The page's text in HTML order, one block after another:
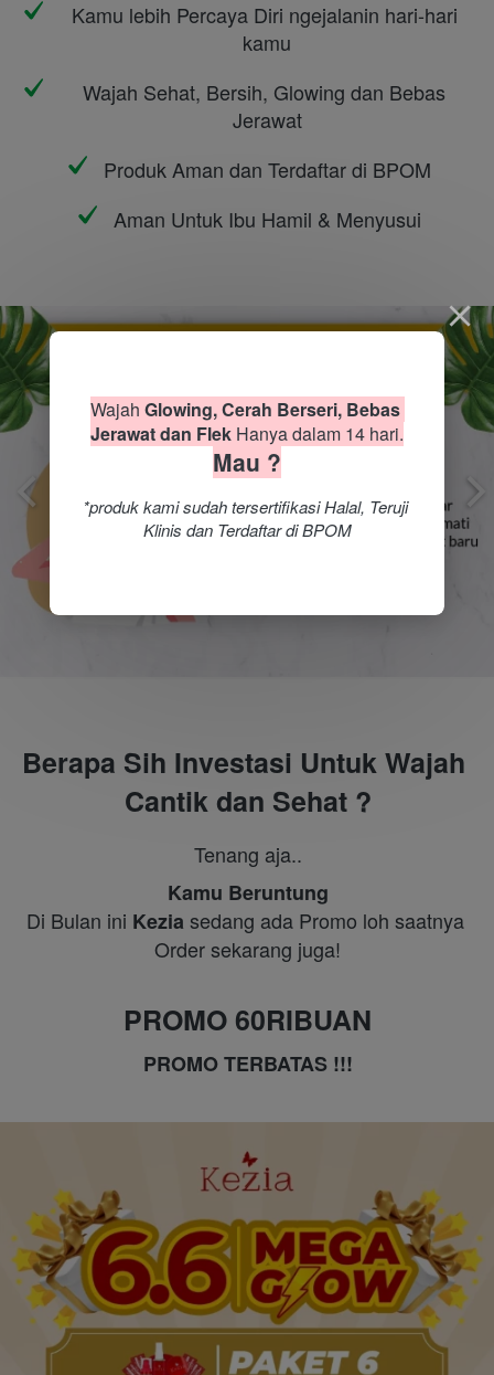
Kamu lebih Percaya Diri ngejalanin hari-hari
kamu
Wajah Sehat, Bersih, Glowing dan Bebas
Jerawat
Produk Aman dan Terdaftar di BPOM
Aman Untuk Ibu Hamil & Menyusui
Berapa Sih Investasi Untuk Wajah
Cantik dan Sehat ?
Tenang aja..
Kamu Beruntung
Di Bulan ini Kezia sedang ada Promo loh saatnya
Order sekarang juga!
PROMO 60RIBUAN
PROMO TERBATAS !!!
Wajah Glowing, Cerah Berseri, Bebas
Jerawat dan Flek Hanya dalam 14 hari.
Mau ?
*produk kami sudah tersertifikasi Halal, Teruji
Klinis dan Terdaftar di BPOM